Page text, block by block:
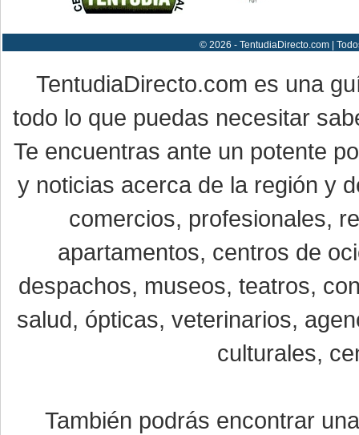
© 2026 - TentudiaDirecto.com |
TentudiaDirecto.com es una
todo lo que puedas necesitar
Te encuentras ante un potente
y noticias acerca de la región y
comercios, profesionales,
apartamentos, centros de
despachos, museos, teatros,
salud, ópticas, veterinarios,
culturales,
También podrás encontrar